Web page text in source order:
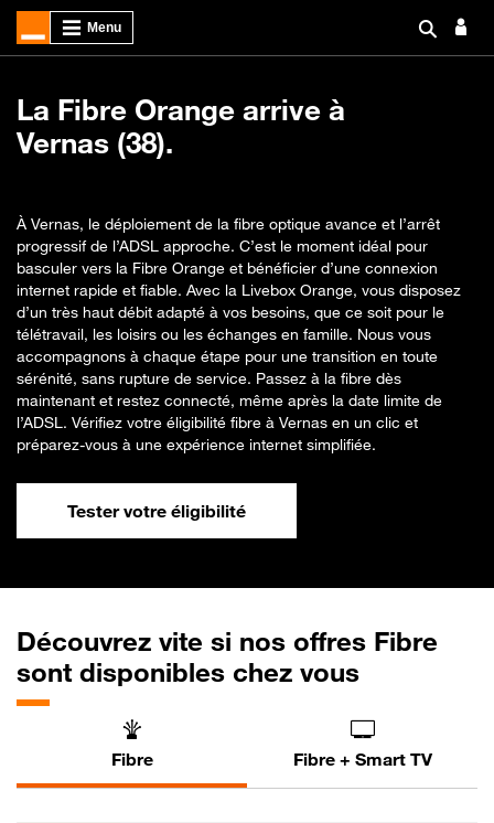
La Fibre Orange arrive à
Vernas (38).
À Vernas, le déploiement de la fibre optique avance et l’arrêt
progressif de l’ADSL approche. C’est le moment idéal pour
basculer vers la Fibre Orange et bénéficier d’une connexion
internet rapide et fiable. Avec la Livebox Orange, vous disposez
d’un très haut débit adapté à vos besoins, que ce soit pour le
télétravail, les loisirs ou les échanges en famille. Nous vous
accompagnons à chaque étape pour une transition en toute
sérénité, sans rupture de service. Passez à la fibre dès
maintenant et restez connecté, même après la date limite de
l’ADSL. Vérifiez votre éligibilité fibre à Vernas en un clic et
préparez-vous à une expérience internet simplifiée.
Tester votre éligibilité
Découvrez vite si nos offres Fibre
sont disponibles chez vous
Fibre Fibre + Smart TV